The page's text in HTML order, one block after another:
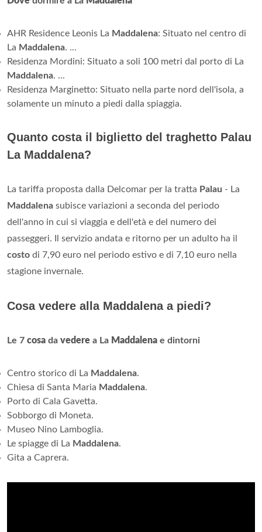
AHR Residence Leonis La Maddalena: Situato nel centro di
La Maddalena. ...
Residenza Mordini: Situato a soli 100 metri dal porto di La
Maddalena. ...
Residenza Marginetto: Situato nella parte nord dell'isola, a
solamente un minuto a piedi dalla spiaggia.
Quanto costa il biglietto del traghetto Palau
La Maddalena?
La tariffa proposta dalla Delcomar per la tratta Palau - La
Maddalena subisce variazioni a seconda del periodo
dell'anno in cui si viaggia e dell'età e del numero dei
passeggeri. Il servizio andata e ritorno per un adulto ha il
costo di 7,90 euro nel periodo estivo e di 7,10 euro nella
stagione invernale.
Cosa vedere alla Maddalena a piedi?
Le 7 cosa da vedere a La Maddalena e dintorni
Centro storico di La Maddalena.
Chiesa di Santa Maria Maddalena.
Porto di Cala Gavetta.
Sobborgo di Moneta.
Museo Nino Lamboglia.
Le spiagge di La Maddalena.
Gita a Caprera.